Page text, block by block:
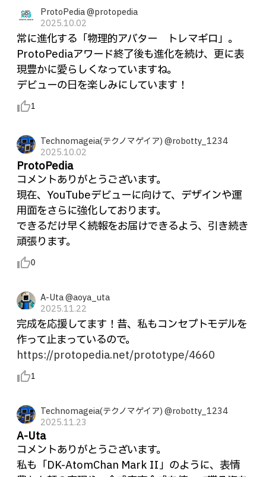
ProtoPedia @protopedia
2025.10.02
常に進化する「物理的アバター トレマギロ」。
ProtoPediaアワード終了後も進化を続け、更に表
現豊かに愛らしくなっていますね。
デビューの日を楽しみにしています！
thumb_up_alt1
Technomageia(テクノマゲイア) @robotty_1234
2025.10.02
ProtoPedia
コメントありがとうございます。
現在、YouTubeデビューに向けて、デザインや運
用面をさらに強化しております。
できるだけ早く続報をお届けできるよう、引き続き
頑張ります。
thumb_up_alt0
A-Uta @aoya_uta
2025.11.22
完成を応援してます！昔、私もコンセプトモデルを
作って止まっているので。
https://protopedia.net/prototype/4660
thumb_up_alt1
Technomageia(テクノマゲイア) @robotty_1234
2025.11.23
A-Uta
コメントありがとうございます。
私も「DK-AtomChan Mark Ⅱ」のように、表情